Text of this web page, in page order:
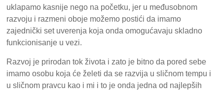
uklapamo kasnije nego na početku, jer u međusobnom
razvoju i razmeni oboje možemo postići da imamo
zajednički set uverenja koja onda omogućavaju skladno
funkcionisanje u vezi.
Razvoj je prirodan tok života i zato je bitno da pored sebe
imamo osobu koja će želeti da se razvija u sličnom tempu i
u sličnom pravcu kao i mi i to je onda jedna od najlepših